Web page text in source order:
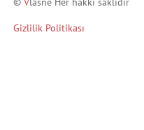
Gizlilik Politikası